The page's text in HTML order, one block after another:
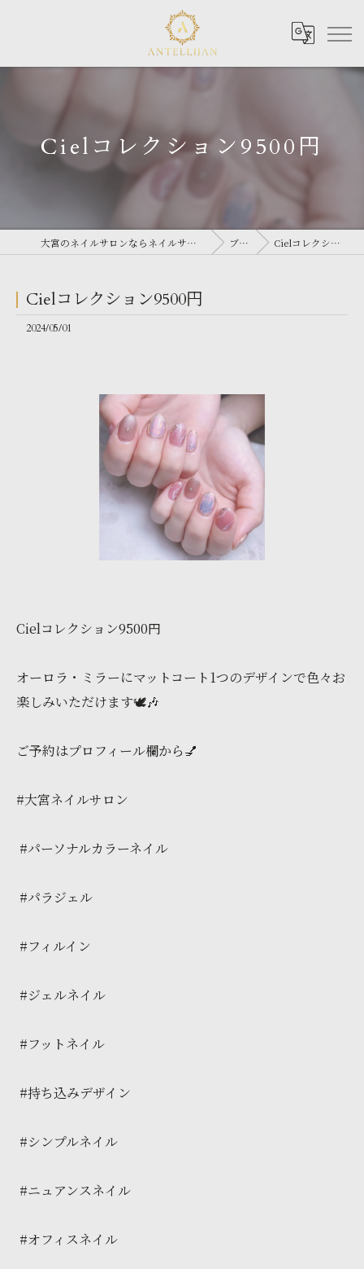
Cielコレクション9500円
大宮のネイルサロンならネイルサロン Antellijan 大宮 ブログ Cielコレクション9500円
Cielコレクション9500円
2024/05/01
Cielコレクション9500円
オーロラ・ミラーにマットコート1つのデザインで色々お
楽しみいただけます🕊🎶
ご予約はプロフィール欄から💅
#大宮ネイルサロン
#パーソナルカラーネイル
#パラジェル
#フィルイン
#ジェルネイル
#フットネイル
#持ち込みデザイン
#シンプルネイル
#ニュアンスネイル
#オフィスネイル